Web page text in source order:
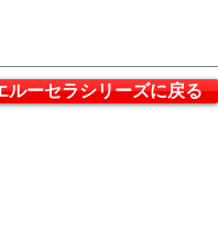
ルーセラシリーズに戻る